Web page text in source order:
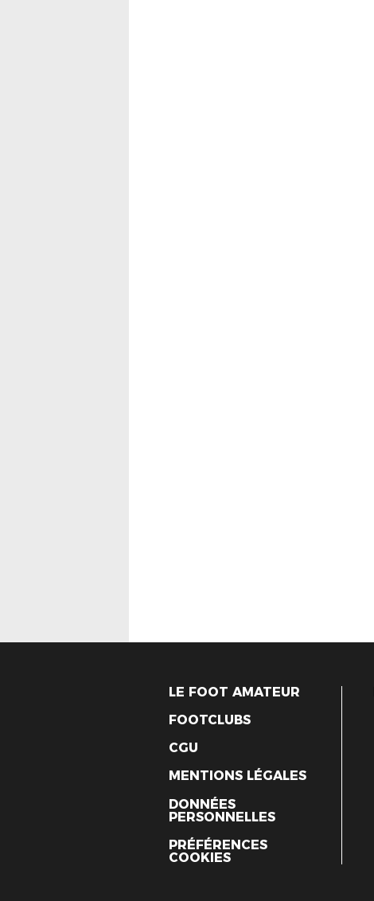
LE FOOT AMATEUR
FOOTCLUBS
CGU
MENTIONS LÉGALES
DONNÉES
PERSONNELLES
PRÉFÉRENCES
COOKIES